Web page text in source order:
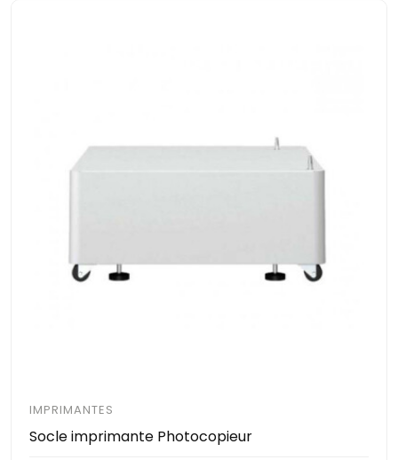
IMPRIMANTES
Socle imprimante Photocopieur